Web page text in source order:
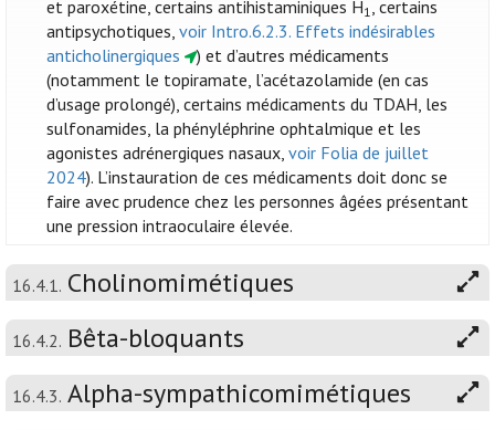
et paroxétine, certains antihistaminiques H1, certains
antipsychotiques,voir Intro.6.2.3. Effets indésirables
anticholinergiques
) et d’autres médicaments
(notamment le topiramate, l’acétazolamide (en cas
d’usage prolongé), certains médicaments du TDAH, les
sulfonamides, la phényléphrine ophtalmique et les
agonistes adrénergiques nasaux,voir Folia de juillet
2024). L’instauration de ces médicaments doit donc se
faire avec prudence chez les personnes âgées présentant
une pression intraoculaire élevée.
16.4.1. Cholinomimétiques
16.4.2. Bêta-bloquants
16.4.3. Alpha-sympathicomimétiques